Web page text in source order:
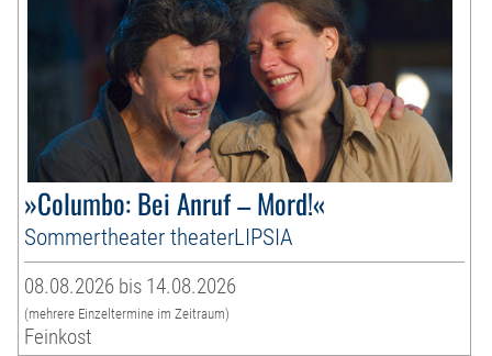
»Columbo: Bei Anruf – Mord!«
Sommertheater theaterLIPSIA
08.08.2026 bis 14.08.2026
(mehrere Einzeltermine im Zeitraum)
Feinkost